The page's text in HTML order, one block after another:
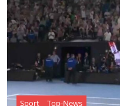
Sport Top-News